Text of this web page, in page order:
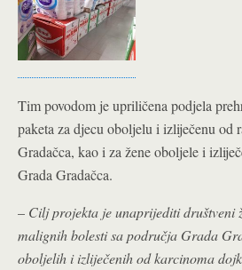
Tim povodom je upriličena podjela
paketa za djecu oboljelu i izliječenu od
Gradačca, kao i za žene oboljele i
Grada Gradačca.
– Cilj projekta je unaprijediti društveni
malignih bolesti sa područja Grada
oboljelih i izliječenih od karcinoma